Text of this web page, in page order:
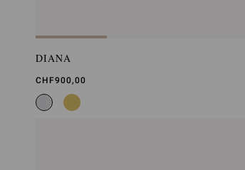
DIANA
CHF900,00